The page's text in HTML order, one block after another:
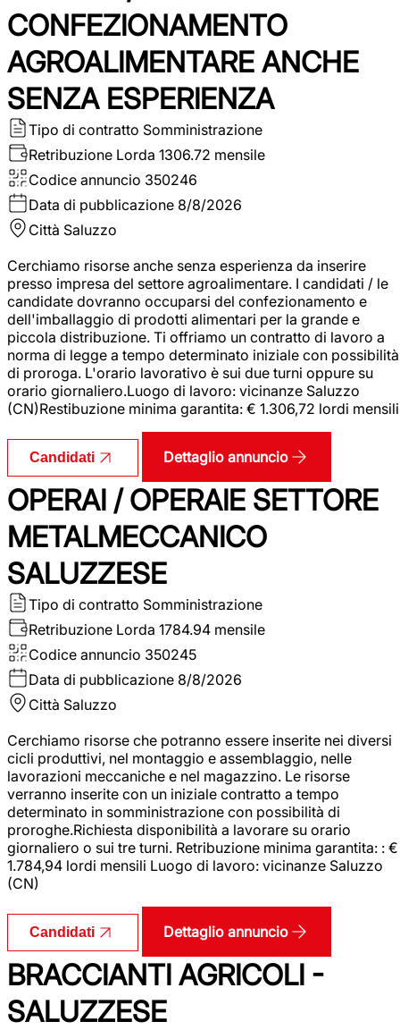
CONFEZIONAMENTO
AGROALIMENTARE ANCHE
SENZA ESPERIENZA
Tipo di contratto Somministrazione
Retribuzione Lorda 1306.72 mensile
Codice annuncio 350246
Data di pubblicazione 8/8/2026
Città Saluzzo
Cerchiamo risorse anche senza esperienza da inserire
presso impresa del settore agroalimentare. I candidati / le
candidate dovranno occuparsi del confezionamento e
dell'imballaggio di prodotti alimentari per la grande e
piccola distribuzione. Ti offriamo un contratto di lavoro a
norma di legge a tempo determinato iniziale con possibilità
di proroga. L'orario lavorativo è sui due turni oppure su
orario giornaliero.Luogo di lavoro: vicinanze Saluzzo
(CN)Restibuzione minima garantita: € 1.306,72 lordi mensili
Candidati Dettaglio annuncio
OPERAI / OPERAIE SETTORE
METALMECCANICO
SALUZZESE
Tipo di contratto Somministrazione
Retribuzione Lorda 1784.94 mensile
Codice annuncio 350245
Data di pubblicazione 8/8/2026
Città Saluzzo
Cerchiamo risorse che potranno essere inserite nei diversi
cicli produttivi, nel montaggio e assemblaggio, nelle
lavorazioni meccaniche e nel magazzino. Le risorse
verranno inserite con un iniziale contratto a tempo
determinato in somministrazione con possibilità di
proroghe.Richiesta disponibilità a lavorare su orario
giornaliero o sui tre turni. Retribuzione minima garantita: : €
1.784,94 lordi mensili Luogo di lavoro: vicinanze Saluzzo
(CN)
Candidati Dettaglio annuncio
BRACCIANTI AGRICOLI -
SALUZZESE